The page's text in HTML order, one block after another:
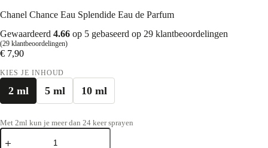
Chanel Chance Eau Splendide Eau de Parfum
Gewaardeerd 4.66 op 5 gebaseerd op 29 klantbeoordelingen
(29 klantbeoordelingen)
€ 7,90
KIES JE INHOUD
2 ml 5 ml 10 ml
Met 2ml kun je meer dan 24 keer sprayen
Chanel
Chance